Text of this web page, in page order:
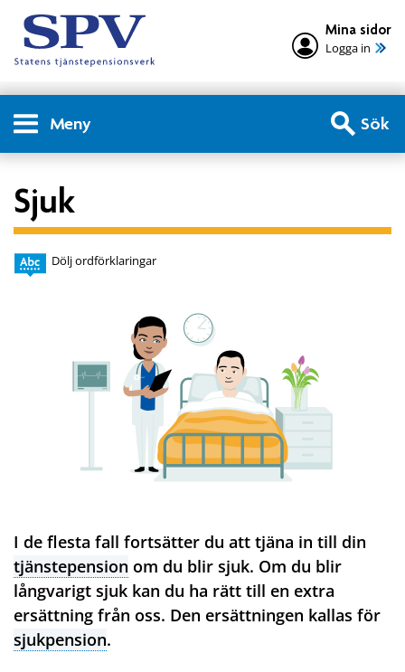
Mina sidor
Logga in
Meny Sök
Sjuk
Dölj ordförklaringar
I de flesta fall fortsätter du att tjäna in till din
tjänstepension om du blir sjuk. Om du blir
långvarigt sjuk kan du ha rätt till en extra
ersättning från oss. Den ersättningen kallas för
sjukpension.